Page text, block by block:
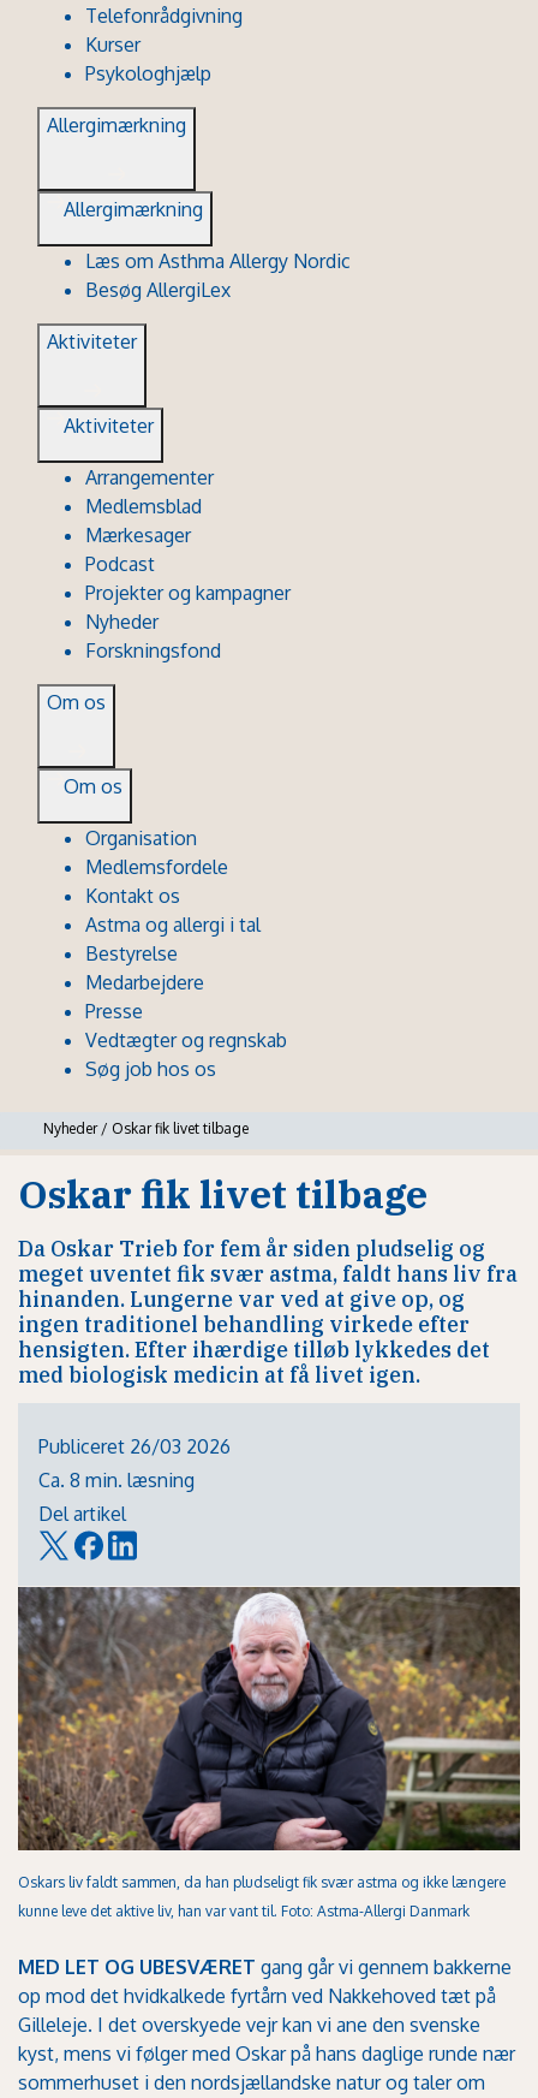
Telefonrådgivning
Kurser
Psykologhjælp
Allergimærkning
Allergimærkning
Læs om Asthma Allergy Nordic
Besøg AllergiLex
Aktiviteter
Aktiviteter
Arrangementer
Medlemsblad
Mærkesager
Podcast
Projekter og kampagner
Nyheder
Forskningsfond
Om os
Om os
Organisation
Medlemsfordele
Kontakt os
Astma og allergi i tal
Bestyrelse
Medarbejdere
Presse
Vedtægter og regnskab
Søg job hos os
Nyheder / Oskar fik livet tilbage
Oskar fik livet tilbage
Da Oskar Trieb for fem år siden pludselig og
meget uventet fik svær astma, faldt hans liv fra
hinanden. Lungerne var ved at give op, og
ingen traditionel behandling virkede efter
hensigten. Efter ihærdige tilløb lykkedes det
med biologisk medicin at få livet igen.
Publiceret 26/03 2026
Ca. 8 min. læsning
Del artikel
Oskars liv faldt sammen, da han pludseligt fik svær astma og ikke længere
kunne leve det aktive liv, han var vant til. Foto: Astma-Allergi Danmark
MED LET OG UBESVÆRET gang går vi gennem bakkerne
op mod det hvidkalkede fyrtårn ved Nakkehoved tæt på
Gilleleje. I det overskyede vejr kan vi ane den svenske
kyst, mens vi følger med Oskar på hans daglige runde nær
sommerhuset i den nordsjællandske natur og taler om